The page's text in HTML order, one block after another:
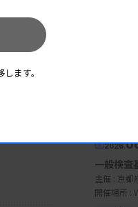
細胞診
2026.
一般検査
主催 : 京都
開催場所 :
ます。